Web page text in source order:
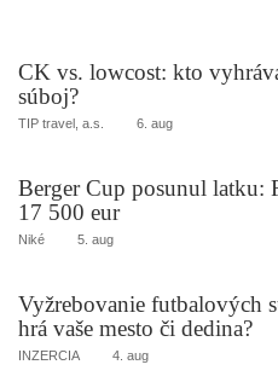
CK vs. lowcost: kto
súboj?
TIP travel, a.s. 6. aug
Berger Cup posunul latku:
17 500 eur
Niké 5. aug
Vyžrebovanie futbalových
hrá vaše mesto či dedina?
INZERCIA 4. aug